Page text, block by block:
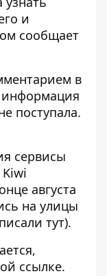
и
сообщает
в
поступала.
сервисы
августа
на улицы
тут).
ссылке.